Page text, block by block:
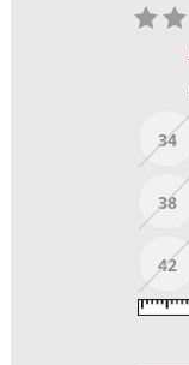
34
38
42